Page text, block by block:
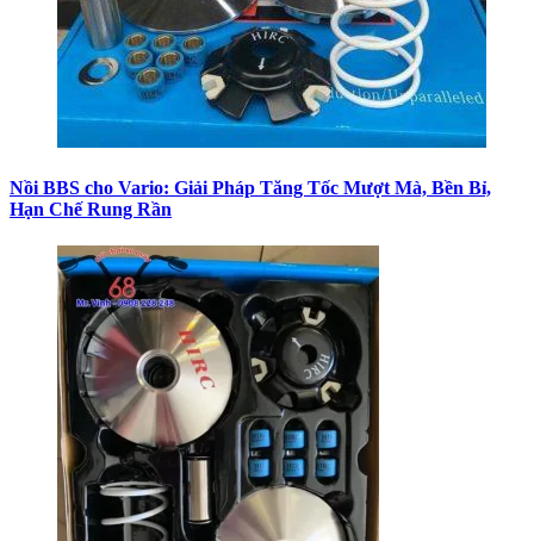
Nồi BBS cho Vario: Giải Pháp Tăng Tốc Mượt Mà, Bền Bỉ,
Hạn Chế Rung Rần